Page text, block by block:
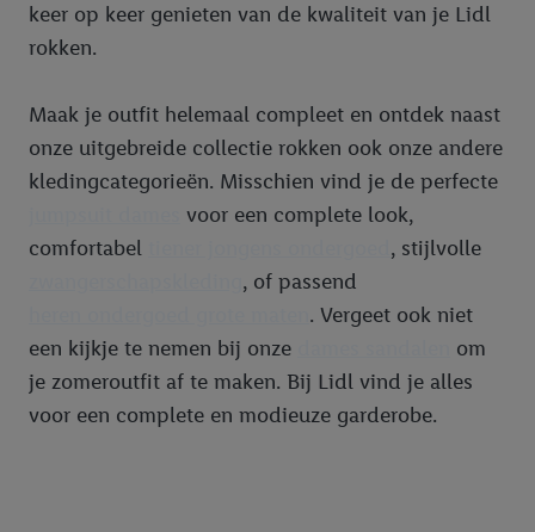
keer op keer genieten van de kwaliteit van je Lidl
rokken.
Maak je outfit helemaal compleet en ontdek naast
onze uitgebreide collectie rokken ook onze andere
kledingcategorieën. Misschien vind je de perfecte
voor een complete look,
comfortabel
, stijlvolle
, of passend
. Vergeet ook niet
een kijkje te nemen bij onze
om
je zomeroutfit af te maken. Bij Lidl vind je alles
voor een complete en modieuze garderobe.